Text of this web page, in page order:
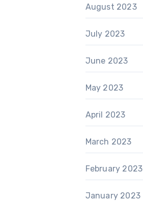
August 2023
July 2023
June 2023
May 2023
April 2023
March 2023
February 2023
January 2023